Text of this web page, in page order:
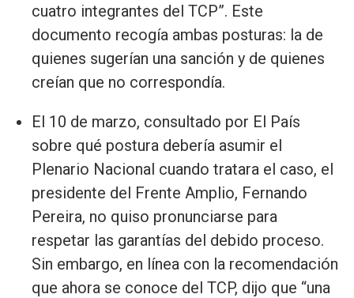
cuatro integrantes del TCP”. Este
documento recogía ambas posturas: la de
quienes sugerían una sanción y de quienes
creían que no correspondía.
El 10 de marzo, consultado por El País
sobre qué postura debería asumir el
Plenario Nacional cuando tratara el caso, el
presidente del Frente Amplio, Fernando
Pereira, no quiso pronunciarse para
respetar las garantías del debido proceso.
Sin embargo, en línea con la recomendación
que ahora se conoce del TCP, dijo que “una